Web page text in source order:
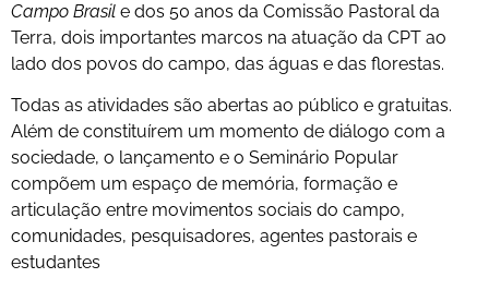
Campo Brasil e dos 50 anos da Comissão Pastoral da
Terra, dois importantes marcos na atuação da CPT ao
lado dos povos do campo, das águas e das florestas.
Todas as atividades são abertas ao público e gratuitas.
Além de constituírem um momento de diálogo com a
sociedade, o lançamento e o Seminário Popular
compõem um espaço de memória, formação e
articulação entre movimentos sociais do campo,
comunidades, pesquisadores, agentes pastorais e
estudantes